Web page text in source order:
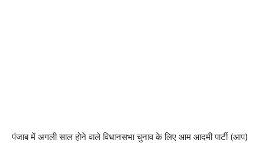
पंजाब में अगली साल होने वाले विधानसभा चुनाव के लिए आम आदमी पार्टी (आप)